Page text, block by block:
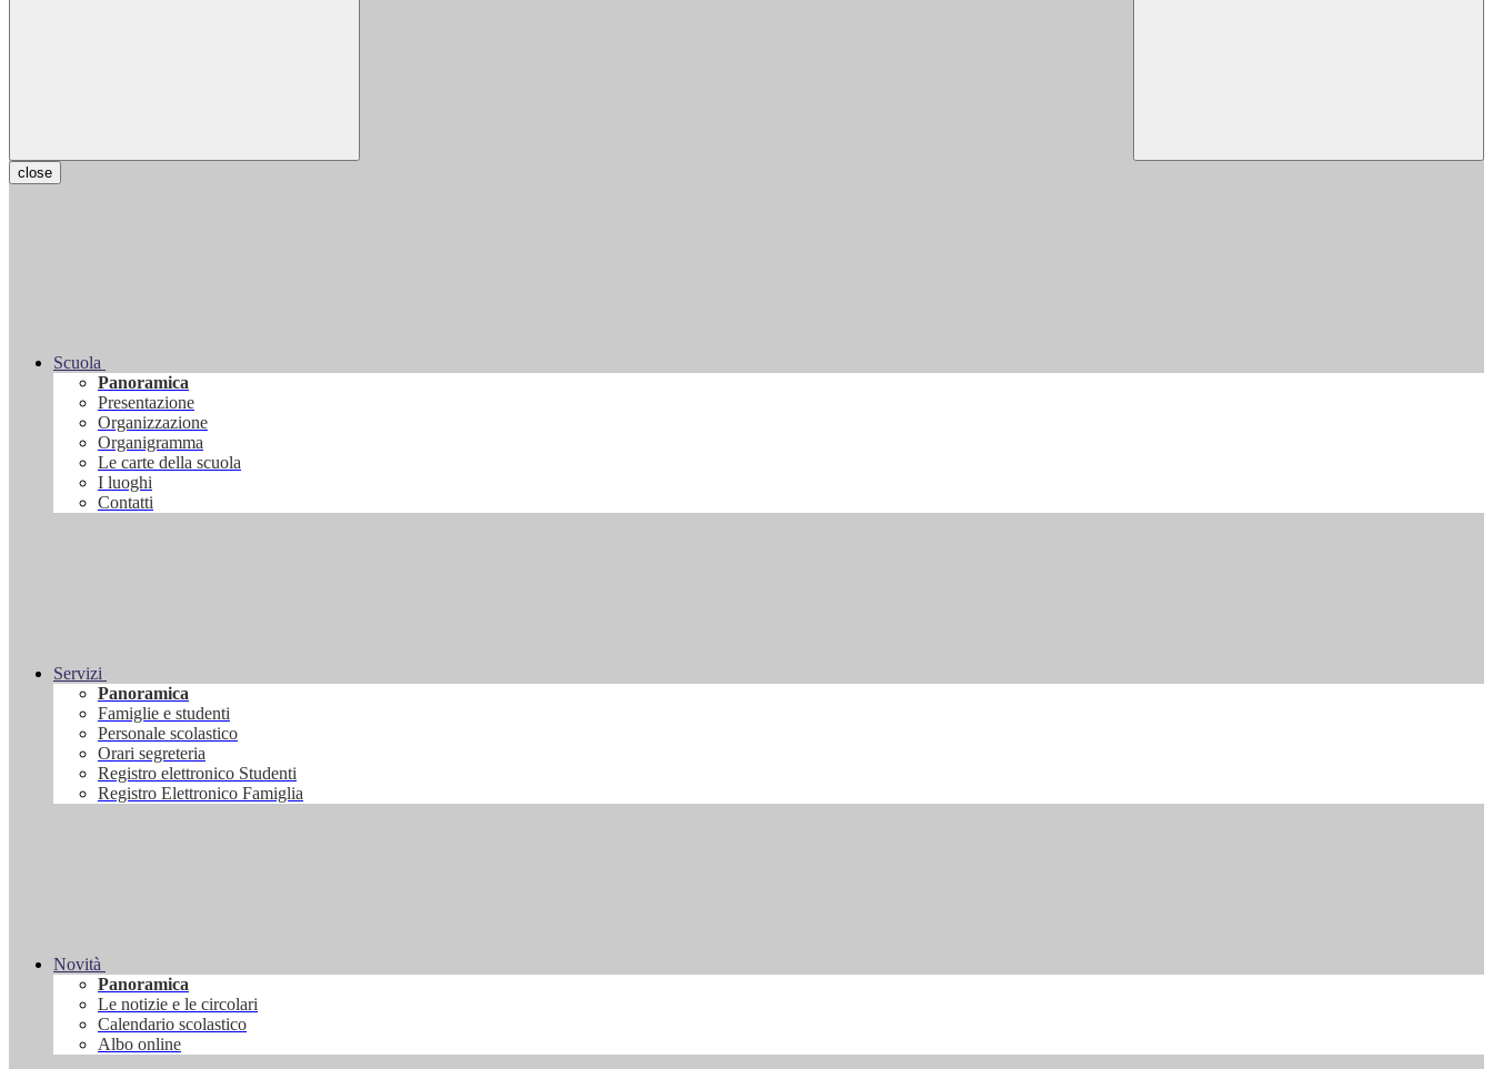
close
Scuola
Panoramica
Presentazione
Organizzazione
Organigramma
Le carte della scuola
I luoghi
Contatti
Servizi
Panoramica
Famiglie e studenti
Personale scolastico
Orari segreteria
Registro elettronico Studenti
Registro Elettronico Famiglia
Novità
Panoramica
Le notizie e le circolari
Calendario scolastico
Albo online